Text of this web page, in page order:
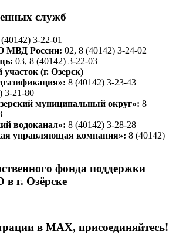
служб
3-22-01
МВД России: 02, 8 (40142) 3-24-02
03, 8 (40142) 3-22-03
(г. Озерск)
8 (40142) 3-23-43
3-21-80
муниципальный округ»: 8
водоканал»: 8 (40142) 3-28-28
управляющая компания»: 8 (40142)
фонда поддержки
г. Озёрске
в МАХ, присоединяйтесь!